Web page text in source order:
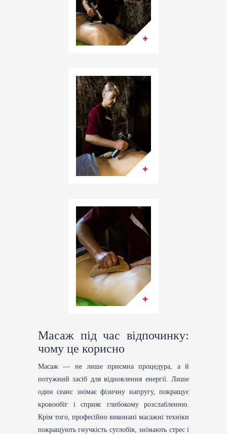
Масаж під час відпочинку:
чому це корисно
Масаж — не лише приємна процедура, а й
потужний засіб для відновлення енергії. Лише
один сеанс знімає фізичну напругу, покращує
кровообіг і сприяє глибокому розслабленню.
Крім того, професійно виконані масажні техніки
покращують гнучкість суглобів, знімають стрес і